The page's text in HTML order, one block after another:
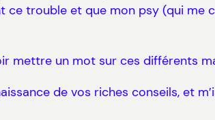
ce trouble et que mon psy (qui
mettre un mot sur ces différents
de vos riches conseils, et